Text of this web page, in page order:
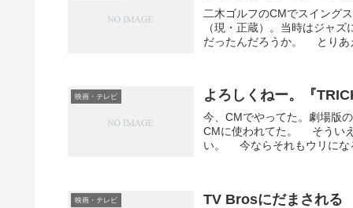
二木ゴルフのCMでスイング
（現・正蔵）。当時はジャ
だったんだろうか。 とりあ
映画・テレビ よろしくねー。『
今、CMでやってた。劇場版
CMに使われてた。 そうい
い。 今ならそれもウリにな
映画・テレビ TV Brosにだまされる